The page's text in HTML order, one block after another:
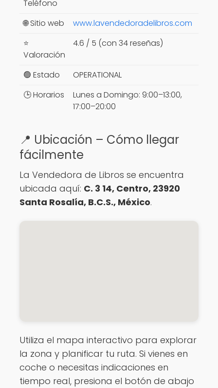
Teléfono
🌐 Sitio web
www.lavendedoradelibros.com
⭐
Valoración
4.6 / 5 (con 34 reseñas)
🟢 Estado
OPERATIONAL
🕒 Horarios
Lunes a Domingo: 9:00–13:00,
17:00–20:00
📍 Ubicación – Cómo llegar
fácilmente
La Vendedora de Libros se encuentra
ubicada aquí: C. 3 14, Centro, 23920
Santa Rosalía, B.C.S., México.
Utiliza el mapa interactivo para explorar
la zona y planificar tu ruta. Si vienes en
coche o necesitas indicaciones en
tiempo real, presiona el botón de abajo